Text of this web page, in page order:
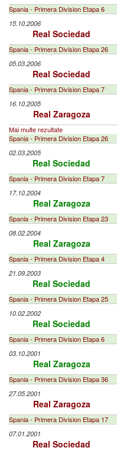
Spania - Primera Division Etapa 6
15.10.2006
Real Sociedad
Spania - Primera Division Etapa 26
05.03.2006
Real Sociedad
Spania - Primera Division Etapa 7
16.10.2005
Real Zaragoza
Mai multe rezultate
Spania - Primera Division Etapa 26
02.03.2005
Real Sociedad
Spania - Primera Division Etapa 7
17.10.2004
Real Zaragoza
Spania - Primera Division Etapa 23
08.02.2004
Real Zaragoza
Spania - Primera Division Etapa 4
21.09.2003
Real Sociedad
Spania - Primera Division Etapa 25
10.02.2002
Real Sociedad
Spania - Primera Division Etapa 6
03.10.2001
Real Zaragoza
Spania - Primera Division Etapa 36
27.05.2001
Real Zaragoza
Spania - Primera Division Etapa 17
07.01.2001
Real Sociedad